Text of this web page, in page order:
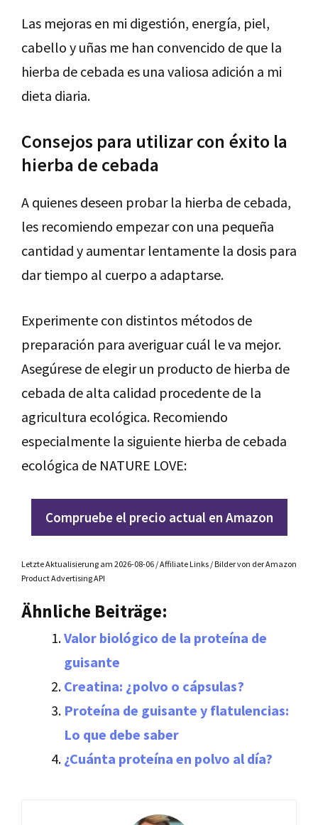
Las mejoras en mi digestión, energía, piel,
cabello y uñas me han convencido de que la
hierba de cebada es una valiosa adición a mi
dieta diaria.
Consejos para utilizar con éxito la
hierba de cebada
A quienes deseen probar la hierba de cebada,
les recomiendo empezar con una pequeña
cantidad y aumentar lentamente la dosis para
dar tiempo al cuerpo a adaptarse.
Experimente con distintos métodos de
preparación para averiguar cuál le va mejor.
Asegúrese de elegir un producto de hierba de
cebada de alta calidad procedente de la
agricultura ecológica. Recomiendo
especialmente la siguiente hierba de cebada
ecológica de NATURE LOVE:
Compruebe el precio actual en Amazon
Letzte Aktualisierung am 2026-08-06 / Affiliate Links / Bilder von der Amazon
Product Advertising API
Ähnliche Beiträge:
Valor biológico de la proteína de
guisante
Creatina: ¿polvo o cápsulas?
Proteína de guisante y flatulencias:
Lo que debe saber
¿Cuánta proteína en polvo al día?